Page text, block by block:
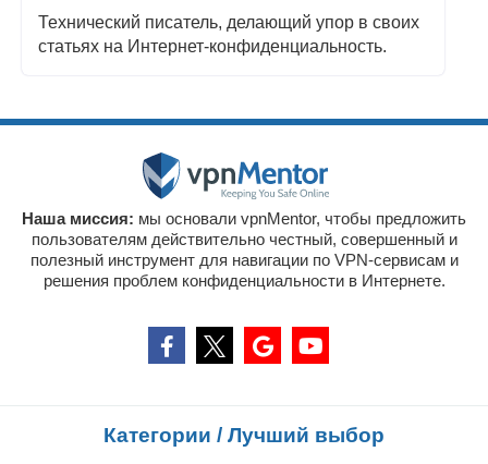
Технический писатель, делающий упор в своих
статьях на Интернет-конфиденциальность.
Наша миссия: мы основали vpnMentor, чтобы предложить
пользователям действительно честный, совершенный и
полезный инструмент для навигации по VPN-сервисам и
решения проблем конфиденциальности в Интернете.
Категории / Лучший выбор